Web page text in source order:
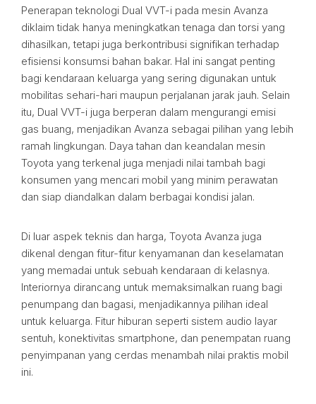
Penerapan teknologi Dual VVT-i pada mesin Avanza
diklaim tidak hanya meningkatkan tenaga dan torsi yang
dihasilkan, tetapi juga berkontribusi signifikan terhadap
efisiensi konsumsi bahan bakar. Hal ini sangat penting
bagi kendaraan keluarga yang sering digunakan untuk
mobilitas sehari-hari maupun perjalanan jarak jauh. Selain
itu, Dual VVT-i juga berperan dalam mengurangi emisi
gas buang, menjadikan Avanza sebagai pilihan yang lebih
ramah lingkungan. Daya tahan dan keandalan mesin
Toyota yang terkenal juga menjadi nilai tambah bagi
konsumen yang mencari mobil yang minim perawatan
dan siap diandalkan dalam berbagai kondisi jalan.
Di luar aspek teknis dan harga, Toyota Avanza juga
dikenal dengan fitur-fitur kenyamanan dan keselamatan
yang memadai untuk sebuah kendaraan di kelasnya.
Interiornya dirancang untuk memaksimalkan ruang bagi
penumpang dan bagasi, menjadikannya pilihan ideal
untuk keluarga. Fitur hiburan seperti sistem audio layar
sentuh, konektivitas smartphone, dan penempatan ruang
penyimpanan yang cerdas menambah nilai praktis mobil
ini.